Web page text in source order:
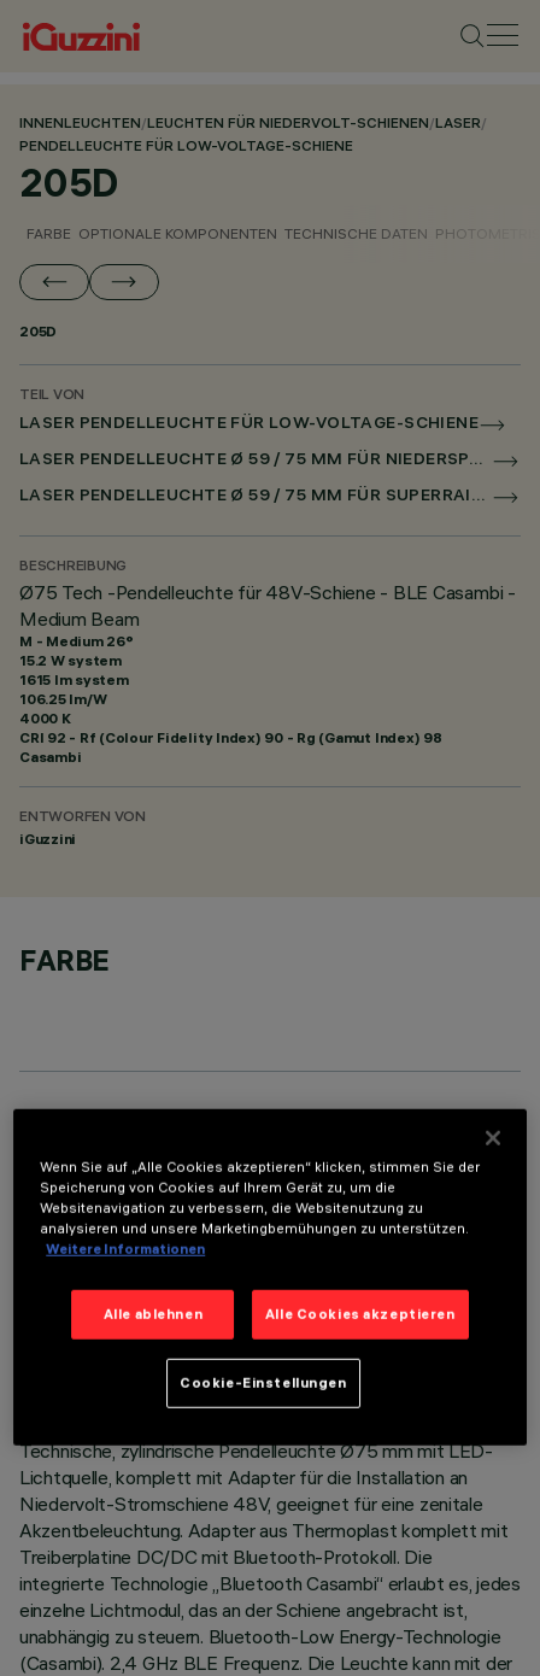
INNENLEUCHTEN/LEUCHTEN FÜR NIEDERVOLT-SCHIENEN/LASER/
PENDELLEUCHTE FÜR LOW-VOLTAGE-SCHIENE
205D
FARBE OPTIONALE KOMPONENTEN TECHNISCHE DATEN
205D
TEIL VON
LASER PENDELLEUCHTE FÜR LOW-VOLTAGE-SCHIENE
LASER PENDELLEUCHTE Ø 59 / 75 MM FÜR NIEDERSPANNUNGSSCHIENE CASAMBI
LASER PENDELLEUCHTE Ø 59 / 75 MM FÜR SUPERRAIL CASAMBI
BESCHREIBUNG
Ø75 Tech -Pendelleuchte für 48V-Schiene - BLE Casambi -
Medium Beam
M - Medium 26°
15.2 W system
1615 lm system
106.25 lm/W
4000 K
CRI 92 - Rf (Colour Fidelity Index) 90 - Rg (Gamut Index) 98
Casambi
ENTWORFEN VON
iGuzzini
FARBE
TECHNISCHE DATEN
LETZTES UPDATE: 07.08.2026
Technische, zylindrische Pendelleuchte Ø75 mm mit LED-
Lichtquelle, komplett mit Adapter für die Installation an
Niedervolt-Stromschiene 48V, geeignet für eine zenitale
Akzentbeleuchtung. Adapter aus Thermoplast komplett mit
Treiberplatine DC/DC mit Bluetooth-Protokoll. Die
integrierte Technologie „Bluetooth Casambi“ erlaubt es, jedes
einzelne Lichtmodul, das an der Schiene angebracht ist,
unabhängig zu steuern. Bluetooth-Low Energy-Technologie
(Casambi). 2,4 GHz BLE Frequenz. Die Leuchte kann mit der
Wenn Sie auf „Alle Cookies akzeptieren“ klicken, stimmen Sie der
Speicherung von Cookies auf Ihrem Gerät zu, um die
Websitenavigation zu verbessern, die Websitenutzung zu
analysieren und unsere Marketingbemühungen zu unterstützen.
Weitere Informationen
Alle ablehnen Alle Cookies akzeptieren
Cookie-Einstellungen